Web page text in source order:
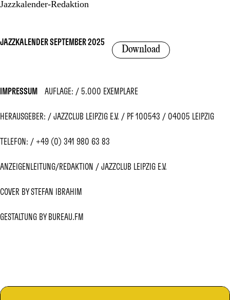
Jazzkalender-Redaktion
JAZZKALENDER SEPTEMBER 2025
Download
IMPRESSUM AUFLAGE: 5.000 EXEMPLARE
HERAUSGEBER: JAZZCLUB LEIPZIG E.V. PF 100543 04005 LEIPZIG
TELEFON: +49 (0) 341 980 63 83
ANZEIGENLEITUNG/REDAKTION JAZZCLUB LEIPZIG E.V.
COVER BY STEFAN IBRAHIM
GESTALTUNG BY BUREAU.FM